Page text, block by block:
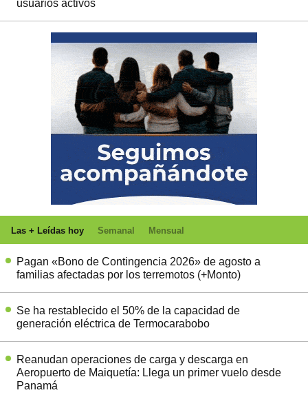
usuarios activos
Las + Leídas hoy Semanal Mensual
Pagan «Bono de Contingencia 2026» de agosto a
familias afectadas por los terremotos (+Monto)
Se ha restablecido el 50% de la capacidad de
generación eléctrica de Termocarabobo
Reanudan operaciones de carga y descarga en
Aeropuerto de Maiquetía: Llega un primer vuelo desde
Panamá